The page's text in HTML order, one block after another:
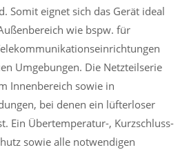
Somit eignet sich das Gerät ideal
wie bspw. für
Umgebungen. Die Netzteilserie
Innenbereich sowie in
bei denen ein lüfterloser
Ein Übertemperatur-, Kurzschluss-
sowie alle notwendigen